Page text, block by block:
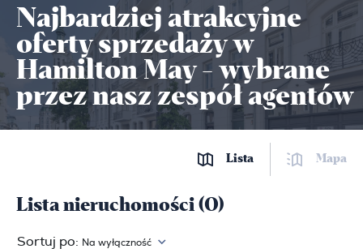
Najbardziej atrakcyjne
oferty sprzedaży w
Hamilton May - wybrane
przez nasz zespół agentów
Lista Mapa
Lista nieruchomości (0)
Sortuj po: Na wyłączność